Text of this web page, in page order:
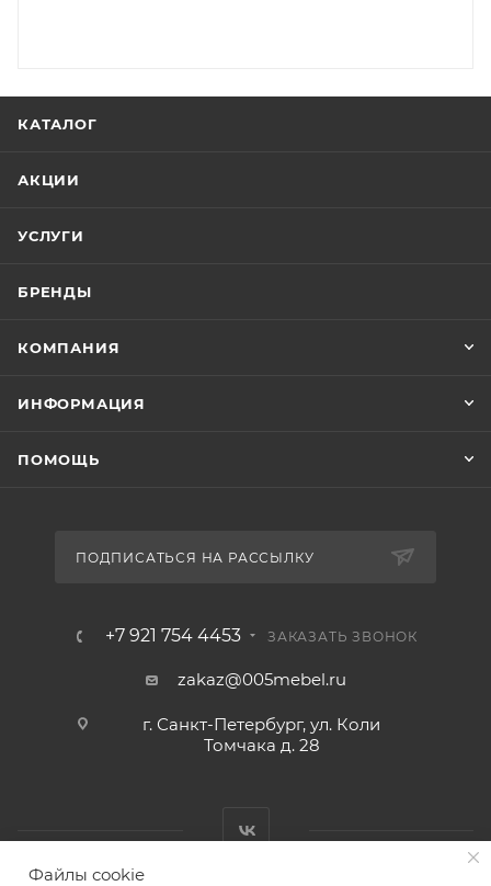
КАТАЛОГ
АКЦИИ
УСЛУГИ
БРЕНДЫ
КОМПАНИЯ
ИНФОРМАЦИЯ
ПОМОЩЬ
ПОДПИСАТЬСЯ НА РАССЫЛКУ
+7 921 754 4453 ЗАКАЗАТЬ ЗВОНОК
zakaz@005mebel.ru
г. Санкт-Петербург, ул. Коли
Томчака д. 28
Файлы cookie